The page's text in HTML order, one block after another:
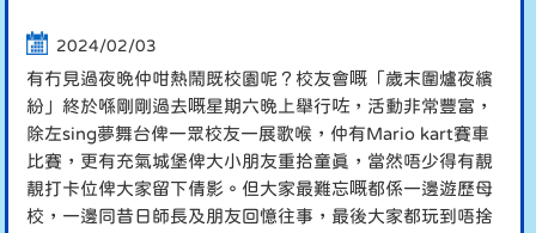
2024/02/03
有冇見過夜晚仲咁熱鬧既校園呢？校友會嘅「歲末圍爐夜繽
紛」終於喺剛剛過去嘅星期六晚上舉行咗，活動非常豐富，
除左sing夢舞台俾一眾校友一展歌喉，仲有Mario kart賽車
比賽，更有充氣城堡俾大小朋友重拾童真，當然唔少得有靚
靚打卡位俾大家留下倩影。但大家最難忘嘅都係一邊遊歷母
校，一邊同昔日師長及朋友回憶往事，最後大家都玩到唔捨